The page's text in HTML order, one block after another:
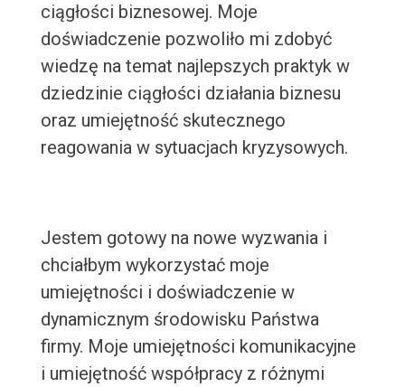
ciągłości biznesowej. Moje
doświadczenie pozwoliło mi zdobyć
wiedzę na temat najlepszych praktyk w
dziedzinie ciągłości działania biznesu
oraz umiejętność skutecznego
reagowania w sytuacjach kryzysowych.
Jestem gotowy na nowe wyzwania i
chciałbym wykorzystać moje
umiejętności i doświadczenie w
dynamicznym środowisku Państwa
firmy. Moje umiejętności komunikacyjne
i umiejętność współpracy z różnymi